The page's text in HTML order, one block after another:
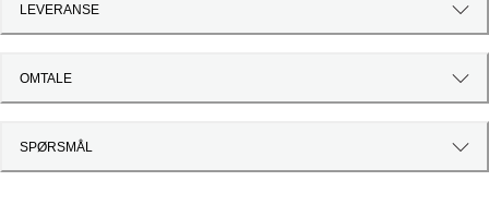
LEVERANSE
OMTALE
SPØRSMÅL